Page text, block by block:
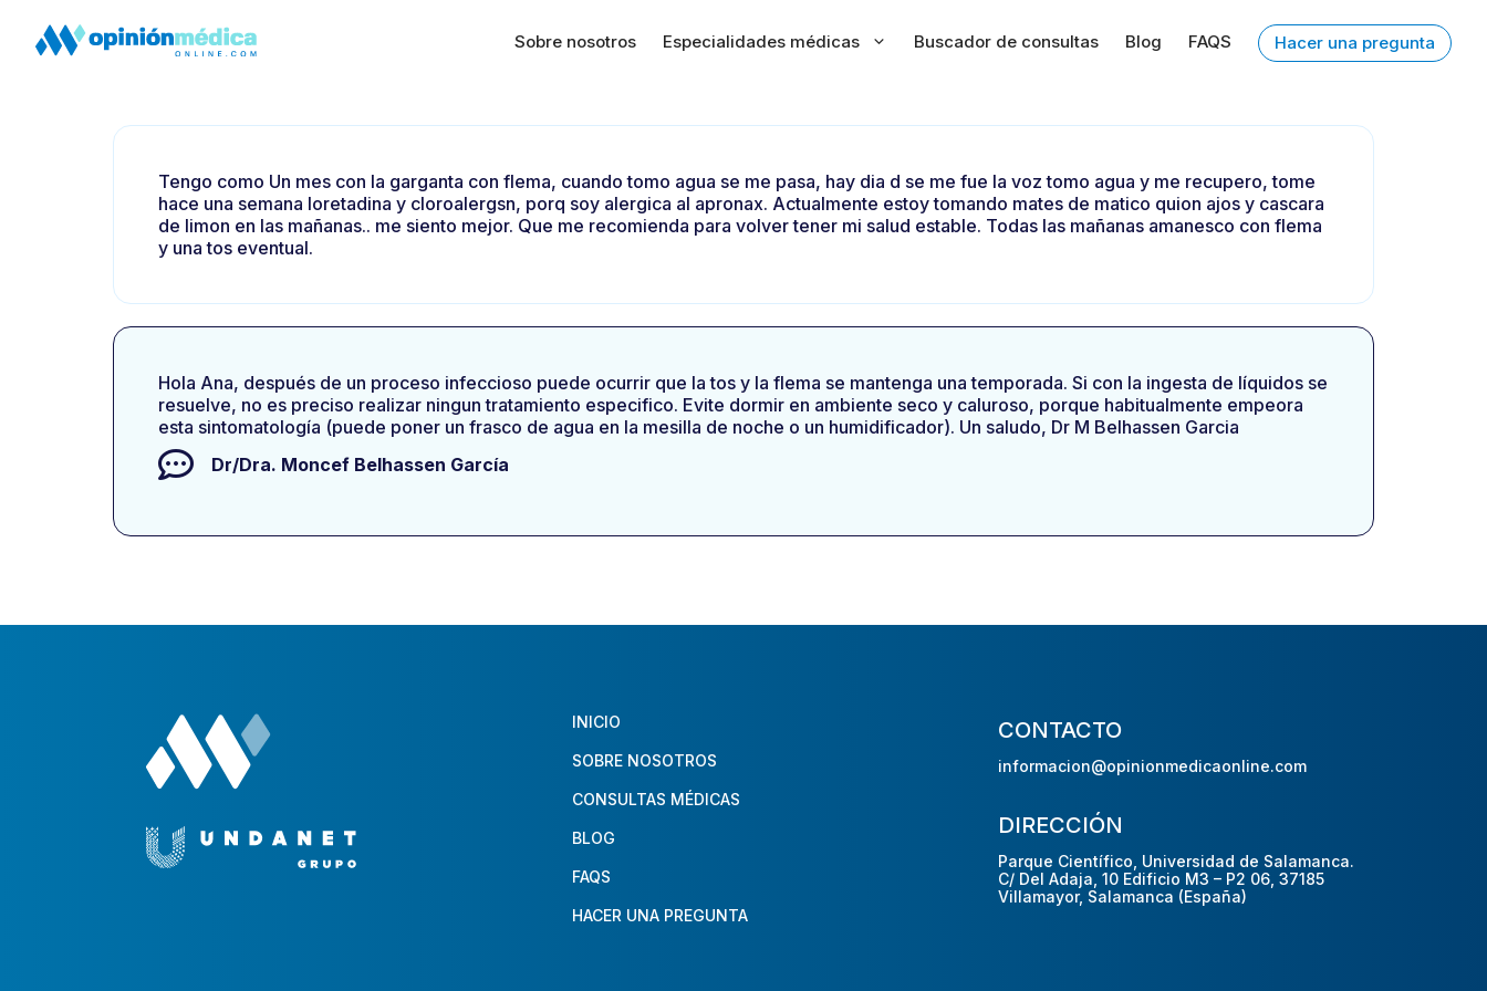
Sobre nosotros Especialidades médicas Buscador de consultas Blog FAQS Hacer una pregunta
Tengo como Un mes con la garganta con flema, cuando tomo agua se me pasa, hay dia d se me fue la voz tomo agua y me recupero, tome
hace una semana loretadina y cloroalergsn, porq soy alergica al apronax. Actualmente estoy tomando mates de matico quion ajos y cascara
de limon en las mañanas.. me siento mejor. Que me recomienda para volver tener mi salud estable. Todas las mañanas amanesco con flema
y una tos eventual.
Hola Ana, después de un proceso infeccioso puede ocurrir que la tos y la flema se mantenga una temporada. Si con la ingesta de líquidos se
resuelve, no es preciso realizar ningun tratamiento especifico. Evite dormir en ambiente seco y caluroso, porque habitualmente empeora
esta sintomatología (puede poner un frasco de agua en la mesilla de noche o un humidificador). Un saludo, Dr M Belhassen Garcia
Dr/Dra. Moncef Belhassen García
INICIO
SOBRE NOSOTROS
CONSULTAS MÉDICAS
BLOG
FAQS
HACER UNA PREGUNTA
CONTACTO
informacion@opinionmedicaonline.com
DIRECCIÓN
Parque Científico, Universidad de Salamanca.
C/ Del Adaja, 10 Edificio M3 – P2 06, 37185
Villamayor, Salamanca (España)